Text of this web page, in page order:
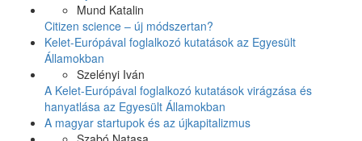
Mund Katalin
Citizen science – új módszertan?
Kelet-Európával foglalkozó kutatások az Egyesült
Államokban
Szelényi Iván
A Kelet-Európával foglalkozó kutatások virágzása és
hanyatlása az Egyesült Államokban
A magyar startupok és az újkapitalizmus